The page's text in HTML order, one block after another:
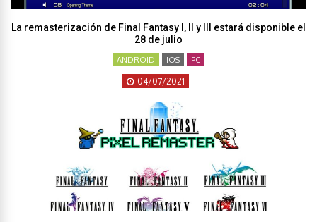
La remasterización de Final Fantasy I, II y III estará disponible el
28 de julio
ANDROID IOS PC
04/07/2021